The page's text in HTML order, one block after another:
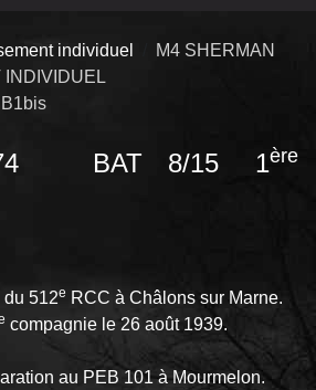
individuel
M4 SHERMAN
274 BAT 8/15 1ère
du 512e RCC à Châlons sur Marne.
compagnie le 26 août 1939.
au PEB 101 à Mourmelon.